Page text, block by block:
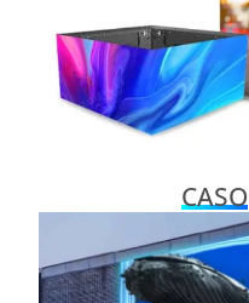
CASO